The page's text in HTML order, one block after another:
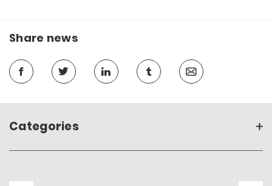
Share news
Categories